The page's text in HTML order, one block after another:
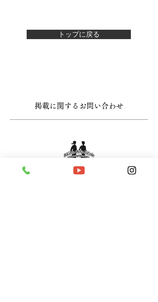
トップに戻る
掲載に関するお問い合わせ